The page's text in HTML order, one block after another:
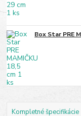
Box Star PRE
Kompletné špecifikácie